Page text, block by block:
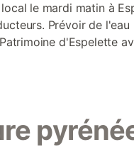
le mardi matin à
Prévoir de
d'Espelette